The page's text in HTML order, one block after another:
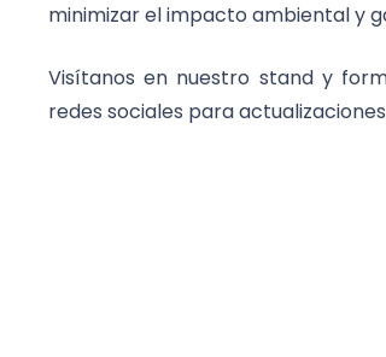
minimizar el impacto ambiental y
Visítanos en nuestro stand y
redes sociales para